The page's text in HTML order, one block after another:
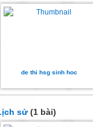
de thi hsg sinh hoc
sử(1 bài)